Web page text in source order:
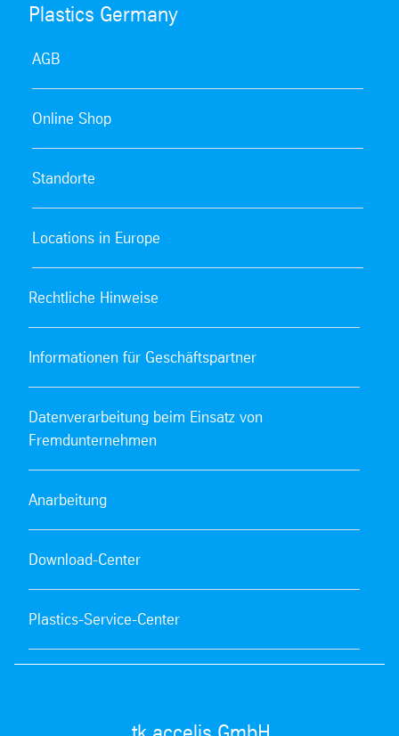
Plastics Germany
AGB
Online Shop
Standorte
Locations in Europe
Rechtliche Hinweise
Informationen für Geschäftspartner
Datenverarbeitung beim Einsatz von
Fremdunternehmen
Anarbeitung
Download-Center
Plastics-Service-Center